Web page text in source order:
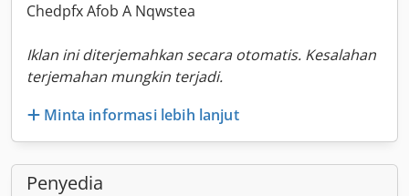
Chedpfx Afob A Nqwstea
Iklan ini diterjemahkan secara otomatis. Kesalahan
terjemahan mungkin terjadi.
Minta informasi lebih lanjut
Penyedia